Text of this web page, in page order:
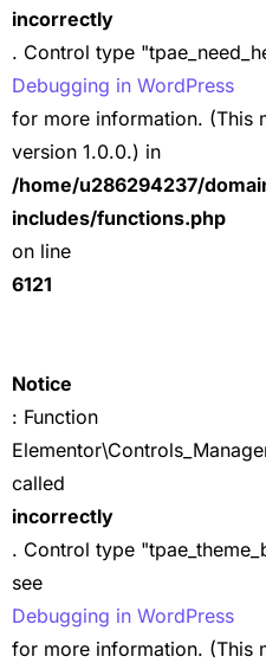
incorrectly
. Control type
Debugging in WordPress
for more information. (This
version 1.0.0.) in
/home/u286294237/
includes/functions.php
on line
6121
Notice
: Function
called
incorrectly
. Control type
see
Debugging in WordPress
for more information. (This